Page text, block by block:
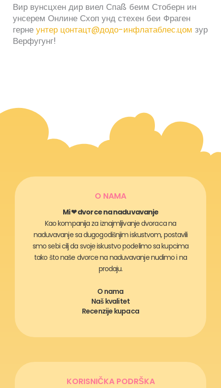
Вир вунсцхен дир виел Спаß беим Стоберн ин
унсерем Онлине Схоп унд стехен беи Фраген
герне​​унтер цонтацт@додо-инфлатаблес.цом зур
Верфугунг!
O NAMA
Mi ❤ dvorce na naduvavanje
Kao kompanija za iznajmljivanje dvoraca na
naduvavanje sa dugogodišnjim iskustvom, postavili
smo sebi cilj da svoje iskustvo podelimo sa kupcima
tako što naše dvorce na naduvavanje nudimo i na
prodaju.
O nama
Naš kvalitet
Recenzije kupaca
KORISNIČKA PODRŠKA